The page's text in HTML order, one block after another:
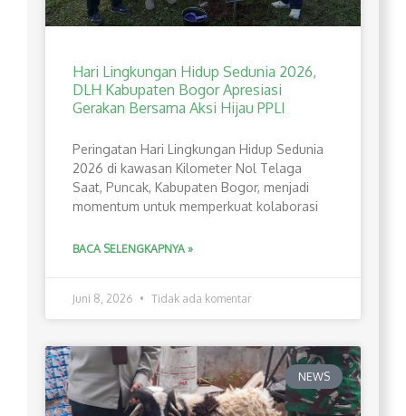
Hari Lingkungan Hidup Sedunia 2026,
DLH Kabupaten Bogor Apresiasi
Gerakan Bersama Aksi Hijau PPLI
Peringatan Hari Lingkungan Hidup Sedunia
2026 di kawasan Kilometer Nol Telaga
Saat, Puncak, Kabupaten Bogor, menjadi
momentum untuk memperkuat kolaborasi
BACA SELENGKAPNYA »
Juni 8, 2026 Tidak ada komentar
NEWS